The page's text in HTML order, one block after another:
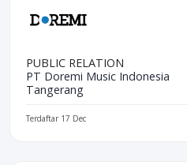
PUBLIC RELATION
PT Doremi Music Indonesia
Tangerang
Terdaftar 17 Dec